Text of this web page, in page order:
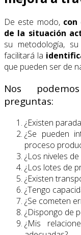
De este modo, con
de la situación
su metodología,
facilitará la
que pueden ser de
Nos
preguntas:
¿Existen
¿Se pueden
proceso
¿Los niveles
¿Los lotes de
¿Existen
¿Tengo
¿Se cometen
¿Dispongo de
¿Mis